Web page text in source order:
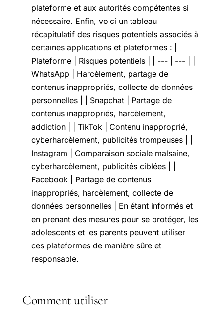
plateforme et aux autorités compétentes si
nécessaire. Enfin, voici un tableau
récapitulatif des risques potentiels associés à
certaines applications et plateformes : |
Plateforme | Risques potentiels | | --- | --- | |
WhatsApp | Harcèlement, partage de
contenus inappropriés, collecte de données
personnelles | | Snapchat | Partage de
contenus inappropriés, harcèlement,
addiction | | TikTok | Contenu inapproprié,
cyberharcèlement, publicités trompeuses | |
Instagram | Comparaison sociale malsaine,
cyberharcèlement, publicités ciblées | |
Facebook | Partage de contenus
inappropriés, harcèlement, collecte de
données personnelles | En étant informés et
en prenant des mesures pour se protéger, les
adolescents et les parents peuvent utiliser
ces plateformes de manière sûre et
responsable.
Comment utiliser